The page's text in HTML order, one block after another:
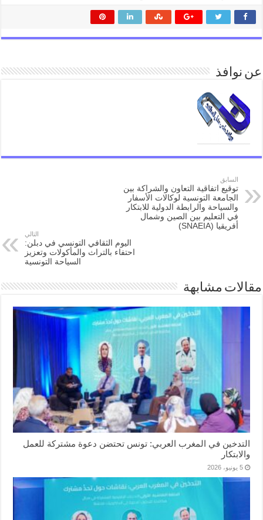
عن نوافذ
السابق
توقيع اتفاقية التعاون والشراكة بين
الجامعة التونسية لوكالات الأسفار
والسياحة والرابطة الدولية للابتكار
في التعليم بين الصين وشمال
أفريقيا (SNAEIA)
التالي
اليوم الثقافي التونسي في دبلن:
احتفاء بالتراث والمأكولات وتعزيز
السياحة التونسية
مقالات مشابهة
التدخين في المغرب العربي: تونس تحتضن دعوة مشتركة للعمل
والابتكار
5 يونيو، 2026